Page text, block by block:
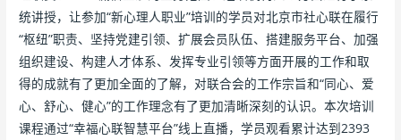
统讲授，让参加“新心理人职业”培训的学员对北京市社心联在履行
“枢纽”职责、坚持党建引领、扩展会员队伍、搭建服务平台、加强
组织建设、构建人才体系、发挥专业引领等方面开展的工作和取
得的成就有了更加全面的了解，对联合会的工作宗旨和“同心、爱
心、舒心、健心”的工作理念有了更加清晰深刻的认识。本次培训
课程通过“幸福心联智慧平台”线上直播，学员观看累计达到2393